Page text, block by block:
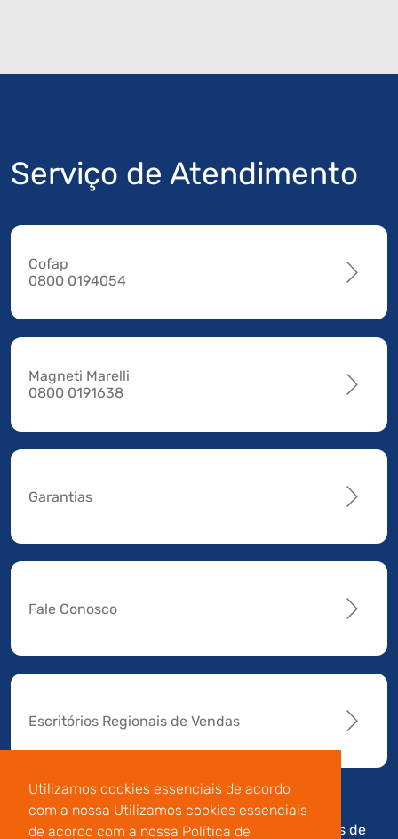
Utilizamos cookies essenciais de acordo
com a nossa Utilizamos cookies essenciais
de acordo com a nossa Política de
Serviço de Atendimento
Cofap
0800 0194054
Magneti Marelli
0800 0191638
Garantias
Fale Conosco
Escritórios Regionais de Vendas
Av. Manoel da Nóbrega,
Termos de
Código de